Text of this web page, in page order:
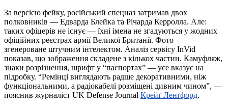
За версією фейку, російський спецназ затримав двох
полковників — Едварда Блейка та Річарда Керролла. Але:
таких офіцерів не існує — їхні імена не згадуються у жодних
офіційних реєстрах армії Великої Британії. Фото —
згенероване штучним інтелектом. Аналіз сервісу InVid
показав, що зображення складене з кількох частин. Камуфляж,
знаки розрізнення, шрифт у “паспортах” — усе вказує на
підробку. “Ремінці виглядають радше декоративними, ніж
функціональними, а радіокабелі розміщені дивним чином”, —
пояснив журналіст UK Defense Journal Крейґ Ленґфорд.